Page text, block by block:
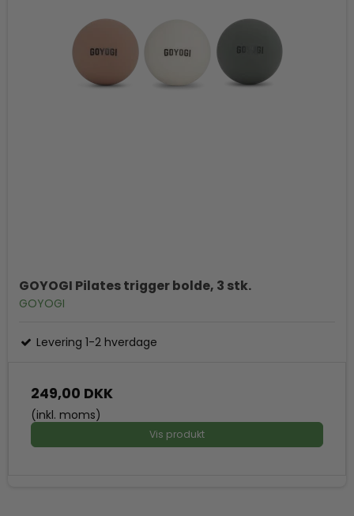
GOYOGI Pilates trigger bolde, 3 stk.
GOYOGI
Levering 1-2 hverdage
249,00 DKK
(inkl. moms)
Vis produkt